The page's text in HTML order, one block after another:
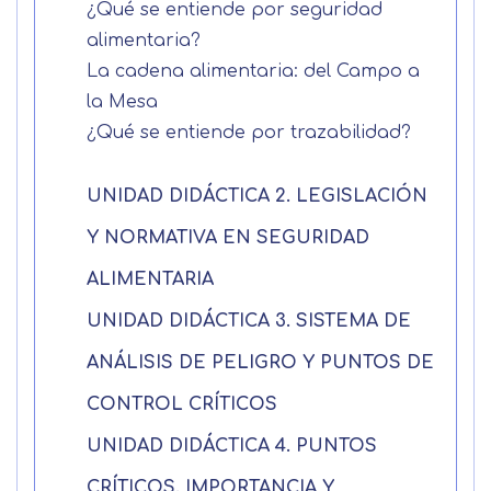
¿Qué se entiende por seguridad
alimentaria?
La cadena alimentaria: del Campo a
la Mesa
¿Qué se entiende por trazabilidad?
UNIDAD DIDÁCTICA 2. LEGISLACIÓN
Y NORMATIVA EN SEGURIDAD
ALIMENTARIA
UNIDAD DIDÁCTICA 3. SISTEMA DE
ANÁLISIS DE PELIGRO Y PUNTOS DE
CONTROL CRÍTICOS
UNIDAD DIDÁCTICA 4. PUNTOS
Solicitar
información
Nombre